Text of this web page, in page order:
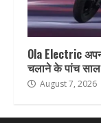
Ola Electric
चलाने के पांच
August 7, 2026